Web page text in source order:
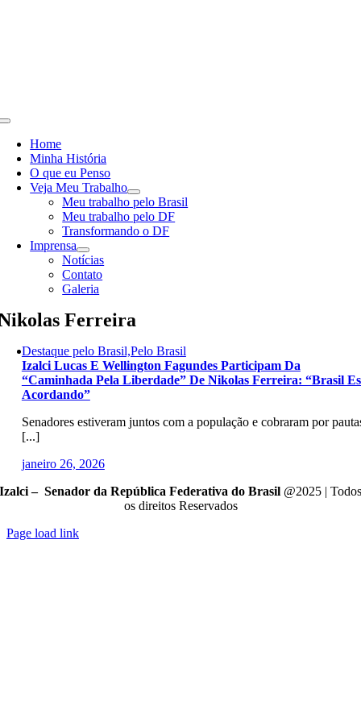
Toggle
NavigationHome
Minha História
O que eu Penso
Veja Meu Trabalho
Meu trabalho pelo Brasil
Meu trabalho pelo DF
Transformando o DF
Imprensa
Notícias
Contato
Galeria
Ferreira
Destaque pelo Brasil,Pelo Brasil
Izalci Lucas E Wellington Fagundes Participam Da
“Caminhada Pela Liberdade” De Nikolas Ferreira: “Brasil
Acordando”
Senadores estiveram juntos com a população e cobraram por
[...]
janeiro 26, 2026
Izalci – Senador da República Federativa do Brasil @2025 | Todos
os direitos Reservados
Page load link